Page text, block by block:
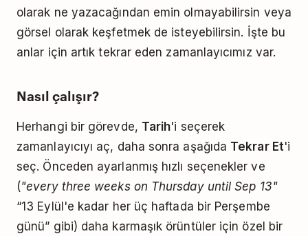
olarak ne yazacağından emin olmayabilirsin veya
görsel olarak keşfetmek de isteyebilirsin. İşte bu
anlar için artık tekrar eden zamanlayıcımız var.
Nasıl çalışır?
Herhangi bir görevde, Tarih'i seçerek
zamanlayıcıyı aç, daha sonra aşağıda Tekrar Et'i
seç. Önceden ayarlanmış hızlı seçenekler ve
("every three weeks on Thursday until Sep 13"
“13 Eylül'e kadar her üç haftada bir Perşembe
günü” gibi) daha karmaşık örüntüler için özel bir